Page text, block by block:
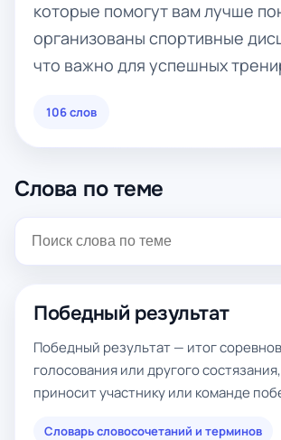
которые помогут вам лучше
организованы спортивные
что важно для успешных
106 слов
Слова по теме
Победный результат
Победный результат — итог
голосования или другого
приносит участнику или команде
Словарь словосочетаний и терминов